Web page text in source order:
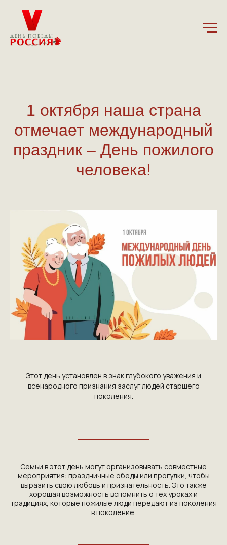
1 октября наша страна
отмечает международный
праздник – День пожилого
человека!
Этот день установлен в знак глубокого уважения и
всенародного признания заслуг людей старшего
поколения.
Семьи в этот день могут организовывать совместные
мероприятия: праздничные обеды или прогулки, чтобы
выразить свою любовь и признательность. Это также
хорошая возможность вспомнить о тех уроках и
традициях, которые пожилые люди передают из поколения
в поколение.
ПРИГЛАШАЕМ ВАС
ПРИНЯТЬ УЧАСТИЕ В